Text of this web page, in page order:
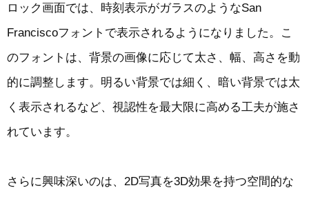
ロック画面では、時刻表示がガラスのようなSan
Franciscoフォントで表示されるようになりました。こ
のフォントは、背景の画像に応じて太さ、幅、高さを動
的に調整します。明るい背景では細く、暗い背景では太
く表示されるなど、視認性を最大限に高める工夫が施さ
れています。
さらに興味深いのは、2D写真を3D効果を持つ空間的な